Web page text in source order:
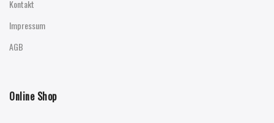
Kontakt
Impressum
AGB
Online Shop